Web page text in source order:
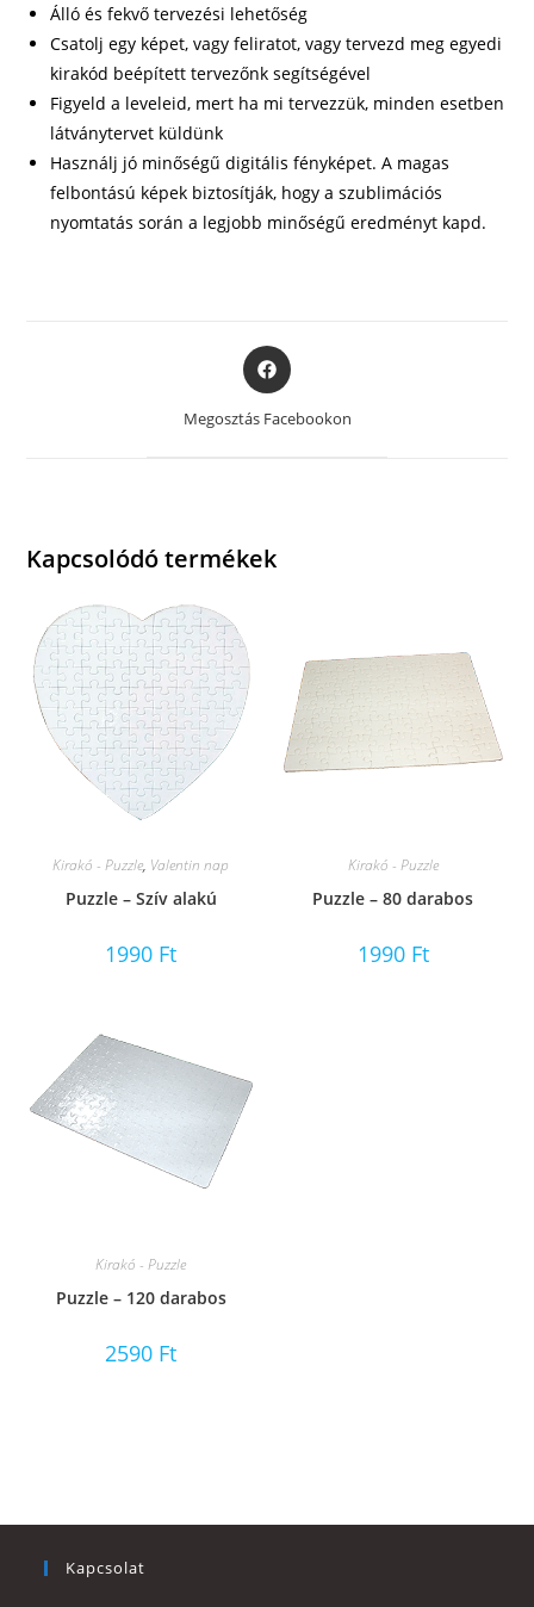
Álló és fekvő tervezési lehetőség
Csatolj egy képet, vagy feliratot, vagy tervezd meg egyedi
kirakód beépített tervezőnk segítségével
Figyeld a leveleid, mert ha mi tervezzük, minden esetben
látványtervet küldünk
Használj jó minőségű digitális fényképet. A magas
felbontású képek biztosítják, hogy a szublimációs
nyomtatás során a legjobb minőségű eredményt kapd.
Opens
in
new
Megosztás Facebookon
Kapcsolódó termékek
Kirakó - Puzzle, Valentin nap
Puzzle – Szív alakú
1990 Ft
Kirakó - Puzzle
Puzzle – 80 darabos
1990 Ft
Kirakó - Puzzle
Puzzle – 120 darabos
2590 Ft
Kapcsolat